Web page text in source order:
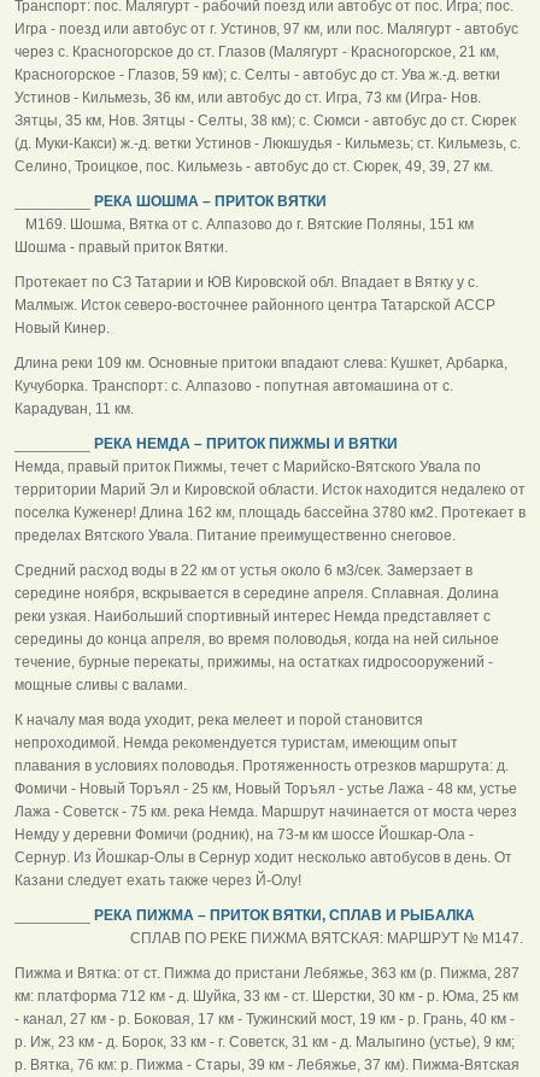
Транспорт: пос. Малягурт - рабочий поезд или автобус от пос. Игра; пос.
Игра - поезд или автобус от г. Устинов, 97 км, или пос. Малягурт - автобус
через с. Красногорское до ст. Глазов (Малягурт - Красногорское, 21 км,
Красногорское - Глазов, 59 км); с. Селты - автобус до ст. Ува ж.-д. ветки
Устинов - Кильмезь, 36 км, или автобус до ст. Игра, 73 км (Игра- Нов.
Зятцы, 35 км, Нов. Зятцы - Селты, 38 км); с. Сюмси - автобус до ст. Сюрек
(д. Муки-Какси) ж.-д. ветки Устинов - Люкшудья - Кильмезь; ст. Кильмезь, с.
Селино, Троицкое, пос. Кильмезь - автобус до ст. Сюрек, 49, 39, 27 км.
РЕКА ШОШМА – ПРИТОК ВЯТКИ
М169. Шошма, Вятка от с. Алпазово до г. Вятские Поляны, 151 км
Шошма - правый приток Вятки.
Протекает по СЗ Татарии и ЮВ Кировской обл. Впадает в Вятку у с.
Малмыж. Исток северо-восточнее районного центра Татарской АССР
Новый Кинер.
Длина реки 109 км. Основные притоки впадают слева: Кушкет, Арбарка,
Кучуборка. Транспорт: с. Алпазово - попутная автомашина от с.
Карадуван, 11 км.
РЕКА НЕМДА – ПРИТОК ПИЖМЫ И ВЯТКИ
Немда, правый приток Пижмы, течет с Марийско-Вятского Увала по
территории Марий Эл и Кировской области. Исток находится недалеко от
поселка Куженер! Длина 162 км, площадь бассейна 3780 км2. Протекает в
пределах Вятского Увала. Питание преимущественно снеговое.
Средний расход воды в 22 км от устья около 6 м3/сек. Замерзает в
середине ноября, вскрывается в середине апреля. Сплавная. Долина
реки узкая. Наибольший спортивный интерес Немда представляет с
середины до конца апреля, во время половодья, когда на ней сильное
течение, бурные перекаты, прижимы, на остатках гидросооружений -
мощные сливы с валами.
К началу мая вода уходит, река мелеет и порой становится
непроходимой. Немда рекомендуется туристам, имеющим опыт
плавания в условиях половодья. Протяженность отрезков маршрута: д.
Фомичи - Новый Торъял - 25 км, Новый Торъял - устье Лажа - 48 км, устье
Лажа - Советск - 75 км. река Немда. Маршрут начинается от моста через
Немду у деревни Фомичи (родник), на 73-м км шоссе Йошкар-Ола -
Сернур. Из Йошкар-Олы в Сернур ходит несколько автобусов в день. От
Казани следует ехать также через Й-Олу!
РЕКА ПИЖМА – ПРИТОК ВЯТКИ, СПЛАВ И РЫБАЛКА
СПЛАВ ПО РЕКЕ ПИЖМА ВЯТСКАЯ: МАРШРУТ № М147.
Пижма и Вятка: от ст. Пижма до пристани Лебяжье, 363 км (р. Пижма, 287
км: платформа 712 км - д. Шуйка, 33 км - ст. Шерстки, 30 км - р. Юма, 25 км
- канал, 27 км - р. Боковая, 17 км - Тужинский мост, 19 км - р. Грань, 40 км -
р. Иж, 23 км - д. Борок, 33 км - г. Советск, 31 км - д. Малыгино (устье), 9 км;
р. Вятка, 76 км: р. Пижма - Стары, 39 км - Лебяжье, 37 км). Пижма-Вятская